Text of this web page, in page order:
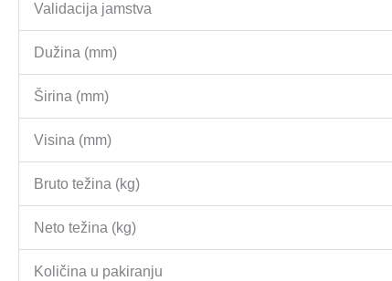
Validacija jamstva
Dužina (mm)
Širina (mm)
Visina (mm)
Bruto težina (kg)
Neto težina (kg)
Količina u pakiranju